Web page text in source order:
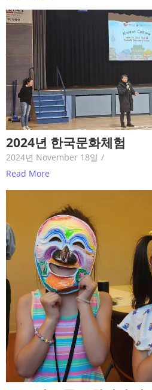
2024년 한국문화체험
2024년 November 18일 /
Read More